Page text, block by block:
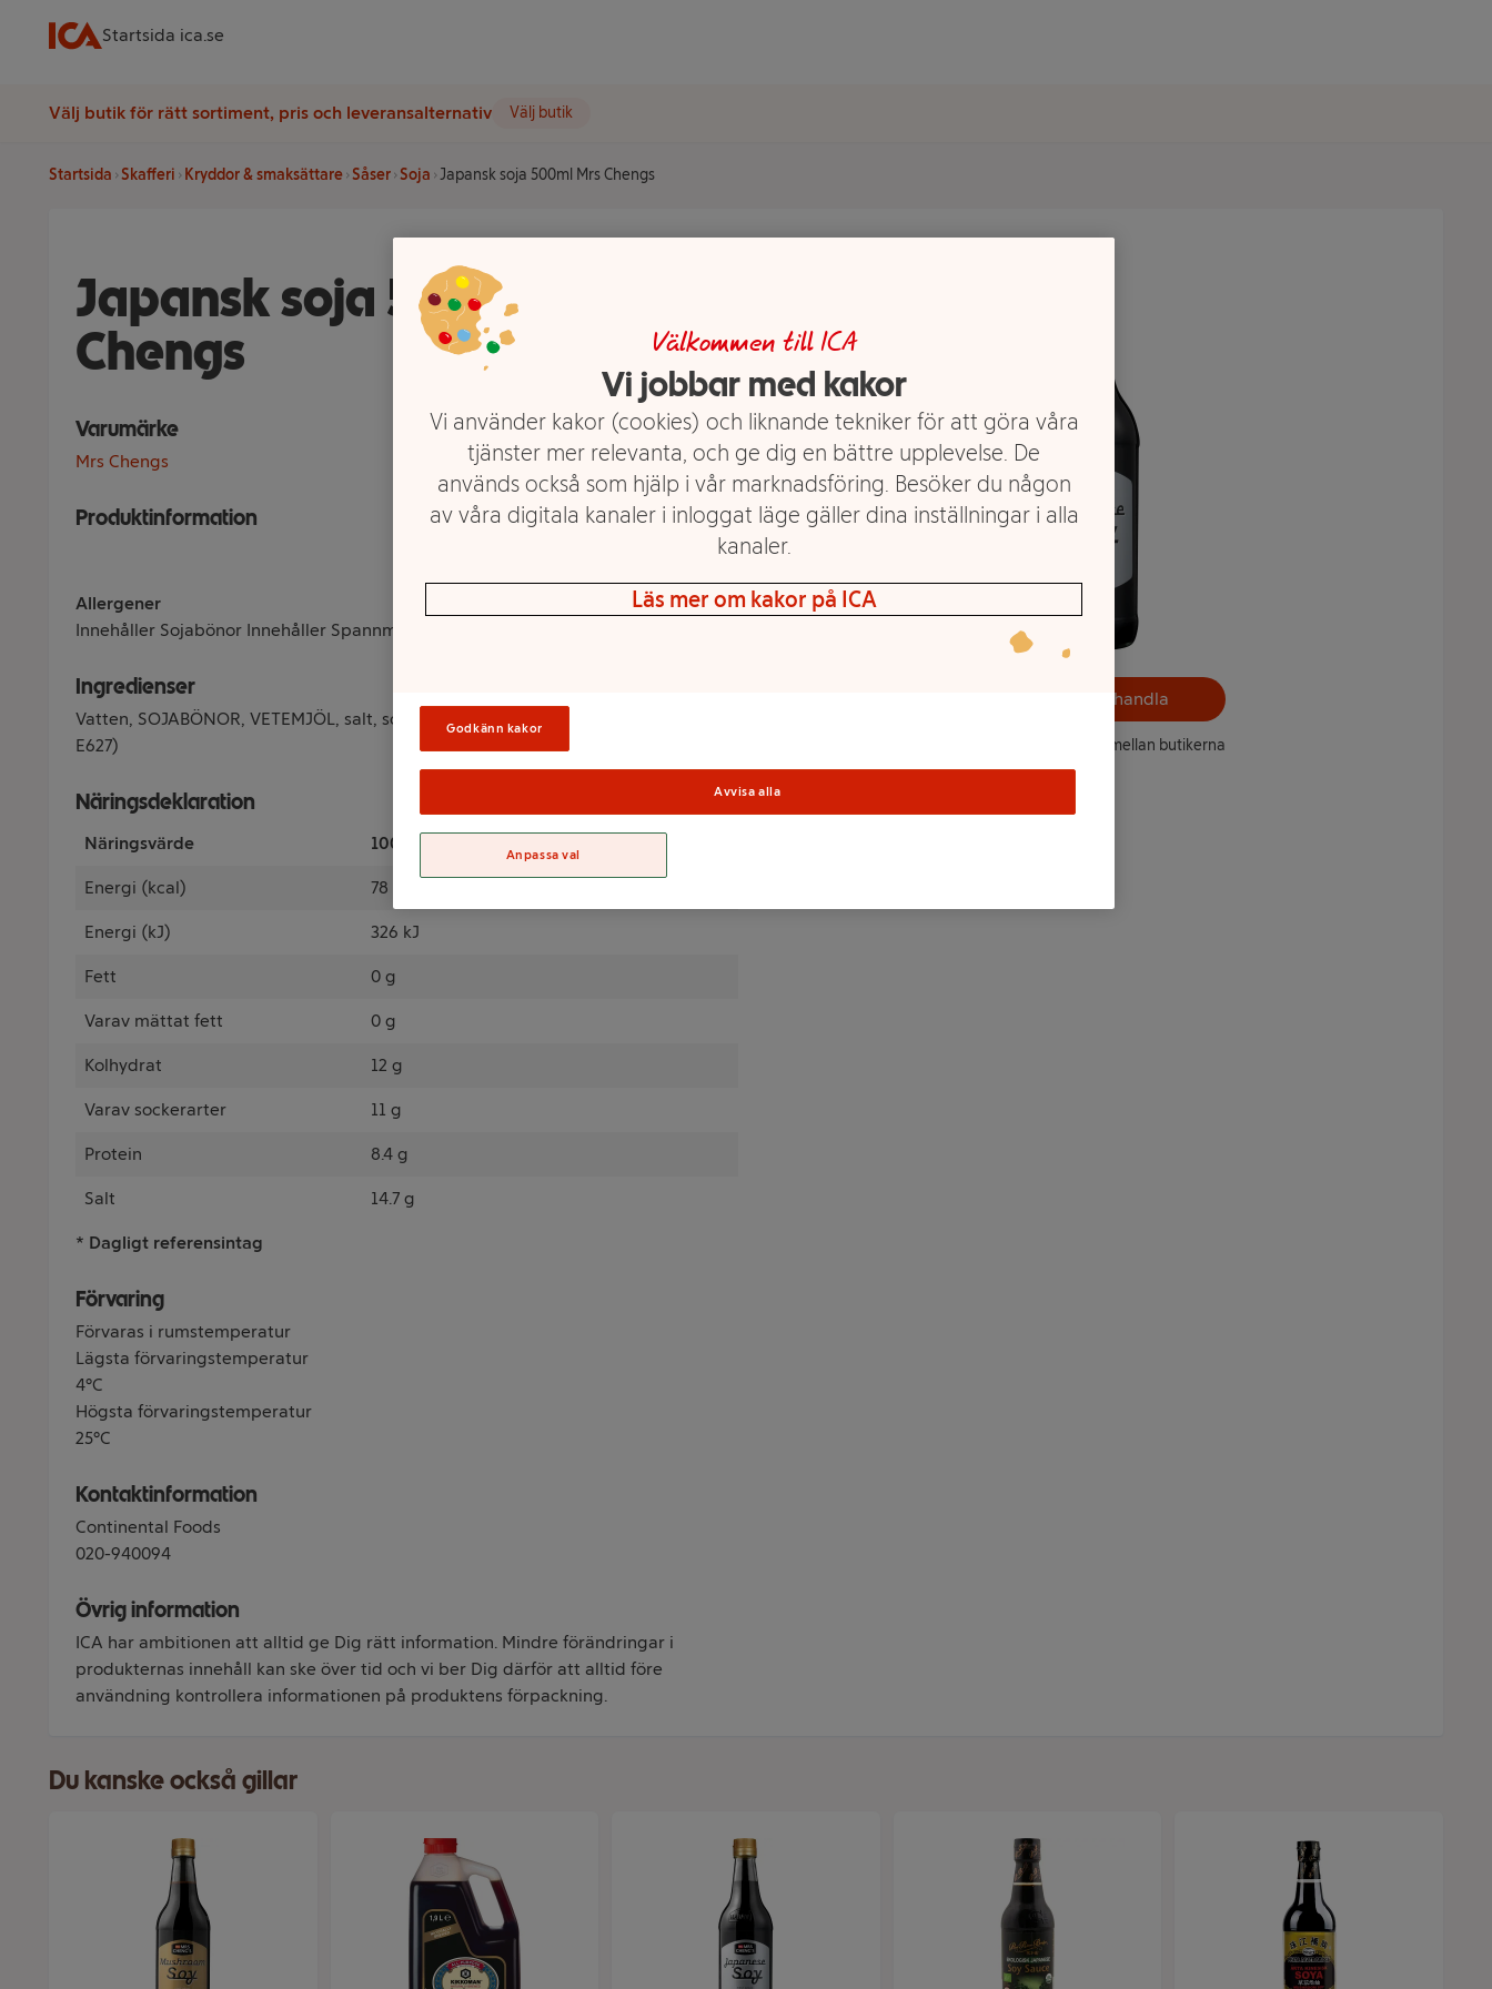
Startsida ica.se
Välj butik för rätt sortiment, pris och leveransalternativ Välj butik
Startsida Skafferi Kryddor & smaksättare Såser Soja Japansk soja 500ml Mrs Chengs
Japansk soja 500ml Mrs
Chengs
Varumärke
Mrs Chengs
Produktinformation
Allergener
Innehåller Sojabönor Innehåller Spannmål som innehåller gluten
Ingredienser
Vatten, SOJABÖNOR, VETEMJÖL, salt, socker, jästextrakt, smakförstärkare (E631,
E627)
Näringsdeklaration
Näringsvärde 100 Gram
Energi (kcal) 78 kcal
Energi (kJ) 326 kJ
Fett 0 g
Varav mättat fett 0 g
Kolhydrat 12 g
Varav sockerarter 11 g
Protein 8.4 g
Salt 14.7 g
* Dagligt referensintag
Förvaring
Förvaras i rumstemperatur
Lägsta förvaringstemperatur
4°C
Högsta förvaringstemperatur
25°C
Kontaktinformation
Continental Foods
020-940094
Övrig information
ICA har ambitionen att alltid ge Dig rätt information. Mindre förändringar i
produkternas innehåll kan ske över tid och vi ber Dig därför att alltid före
användning kontrollera informationen på produktens förpackning.
Välj butik och handla
Sortimentet kan variera mellan butikerna
Du kanske också gillar
Välkommen till ICA
Vi jobbar med kakor
Vi använder kakor (cookies) och liknande tekniker för att göra våra
tjänster mer relevanta, och ge dig en bättre upplevelse. De
används också som hjälp i vår marknadsföring. Besöker du någon
av våra digitala kanaler i inloggat läge gäller dina inställningar i alla
kanaler.
Läs mer om kakor på ICA
Godkänn kakor
Avvisa alla
Anpassa val